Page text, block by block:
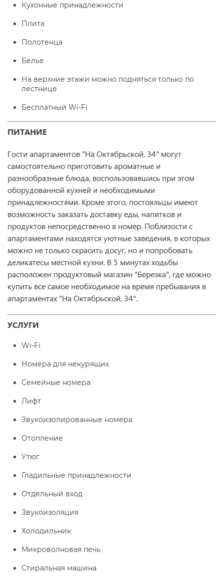
Кухонные принадлежности
Плита
Полотенца
Белье
На верхние этажи можно подняться только по
лестнице
Бесплатный Wi-Fi
ПИТАНИЕ
Гости апартаментов "На Октябрьской, 34" могут
самостоятельно приготовить ароматные и
разнообразные блюда, воспользовавшись при этом
оборудованной кухней и необходимыми
принадлежностями. Кроме этого, постояльцы имеют
возможность заказать доставку еды, напитков и
продуктов непосредственно в номер. Поблизости с
апартаментами находятся уютные заведения, в которых
можно не только скрасить досуг, но и попробовать
деликатесы местной кухни. В 5 минутах ходьбы
расположен продуктовый магазин "Березка", где можно
купить все самое необходимое на время пребывания в
апартаментах "На Октябрьской, 34".
УСЛУГИ
Wi-Fi
Номера для некурящих
Семейные номера
Лифт
Звукоизолированные номера
Отопление
Утюг
Гладильные принадлежности
Отдельный вход
Звукоизоляция
Холодильник
Микроволновая печь
Стиральная машина